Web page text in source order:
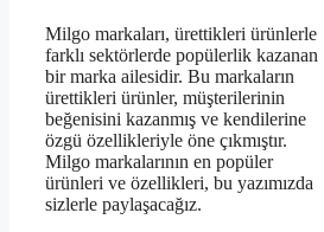
Milgo markaları, ürettikleri ürünlerle
farklı sektörlerde popülerlik kazanan
bir marka ailesidir. Bu markaların
ürettikleri ürünler, müşterilerinin
beğenisini kazanmış ve kendilerine
özgü özellikleriyle öne çıkmıştır.
Milgo markalarının en popüler
ürünleri ve özellikleri, bu yazımızda
sizlerle paylaşacağız.